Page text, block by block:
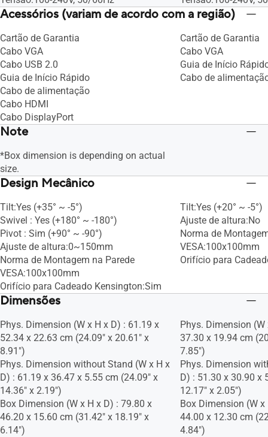
Acessórios (variam de acordo com a região)
Cartão de Garantia
Cabo VGA
Cabo USB 2.0
Guia de Início Rápido
Cabo de alimentação
Cabo HDMI
Cabo DisplayPort
Cartão de Garantia
Cabo VGA
Guia de Início
Cabo de
Note
*Box dimension is depending on actual
size.
Design Mecânico
Tilt:Yes (+35° ~ -5°)
Swivel : Yes (+180° ~ -180°)
Pivot : Sim (+90° ~ -90°)
Ajuste de altura:0~150mm
Norma de Montagem na Parede
VESA:100x100mm
Orifício para Cadeado Kensington:Sim
Tilt:Yes (+20° ~ -5°)
Ajuste de altura:No
Norma de
VESA:100x100mm
Orifício para
Dimensões
Phys. Dimension (W x H x D) : 61.19 x
52.34 x 22.63 cm (24.09" x 20.61" x
8.91")
Phys. Dimension without Stand (W x H x
D) : 61.19 x 36.47 x 5.55 cm (24.09" x
14.36" x 2.19")
Box Dimension (W x H x D) : 79.80 x
46.20 x 15.60 cm (31.42" x 18.19" x
6.14")
Phys. Dimension
37.30 x 19.94 cm
7.85")
Phys. Dimension
D) : 51.30 x 30.90 x
12.17" x 2.05")
Box Dimension (W
44.00 x 12.30 cm
4.84")